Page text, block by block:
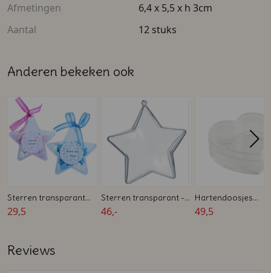
Afmetingen
6,4 x 5,5 x h 3cm
Aantal
12 stuks
Anderen bekeken ook
Sterren transparant
met deksel - 50 stuks
29,5
Sterren transparant -
Per 102 stuks -
46,-
Hartendoosjes
transparant - Per
49,5
Reviews